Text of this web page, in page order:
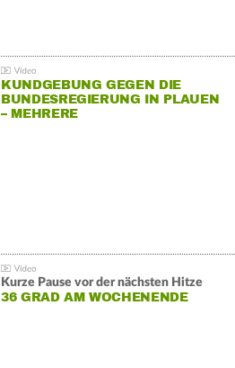
KUNDGEBUNG GEGEN DIE
BUNDESREGIERUNG IN PLAUEN
– MEHRERE
Kurze Pause vor der nächsten Hitze
36 GRAD AM WOCHENENDE